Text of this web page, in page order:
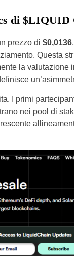
di $LIQUID
prezzo di $0,0136
Questa
la valutazione
I primi
nei pool di